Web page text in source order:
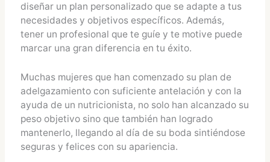
diseñar un plan personalizado que se adapte a tus
necesidades y objetivos específicos. Además,
tener un profesional que te guíe y te motive puede
marcar una gran diferencia en tu éxito.
Muchas mujeres que han comenzado su plan de
adelgazamiento con suficiente antelación y con la
ayuda de un nutricionista, no solo han alcanzado su
peso objetivo sino que también han logrado
mantenerlo, llegando al día de su boda sintiéndose
seguras y felices con su apariencia.